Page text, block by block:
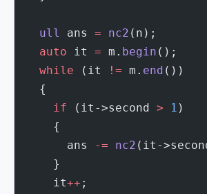
  ull
ans = nc2 (n);
  auto
it = m. begin ();
  while
(it != m. end ())
  {
    if
(it->second > 1 )
    {
      ans
-= nc2 (it-
    }
    it
++ ;